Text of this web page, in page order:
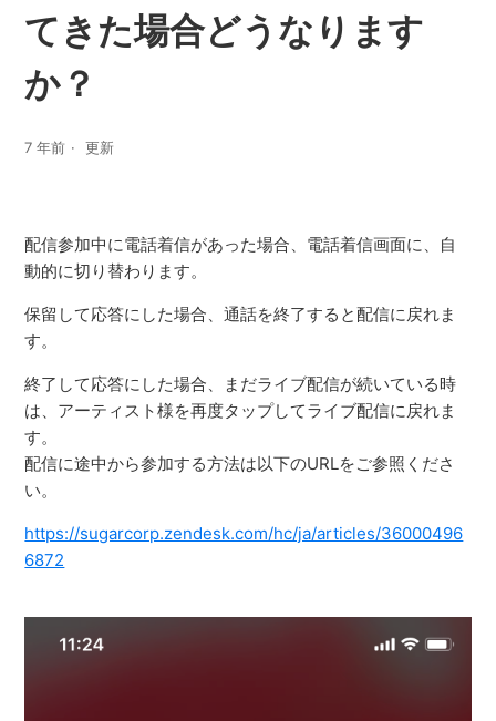
てきた場合どうなります
か？
7 年前 更新
配信参加中に電話着信があった場合、電話着信画面に、自
動的に切り替わります。
保留して応答にした場合、通話を終了すると配信に戻れま
す。
終了して応答にした場合、まだライブ配信が続いている時
は、アーティスト様を再度タップしてライブ配信に戻れま
す。
配信に途中から参加する方法は以下のURLをご参照くださ
い。
https://sugarcorp.zendesk.com/hc/ja/articles/36000496
6872